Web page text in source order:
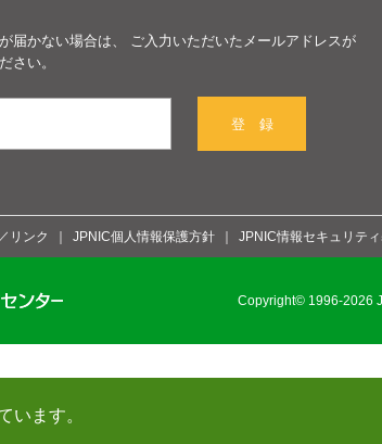
います。
届かない場合は、 ご入力いただいたメールアドレスが
さい。
登 録
リンク JPNIC個人情報保護方針 JPNIC情報セキュリテ
Copyright© 1996-2026